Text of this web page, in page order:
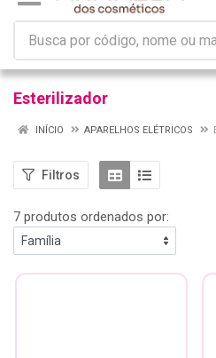
Esterilizador
INÍCIO APARELHOS ELÉTRICOS
Filtros
7 produtos ordenados por: